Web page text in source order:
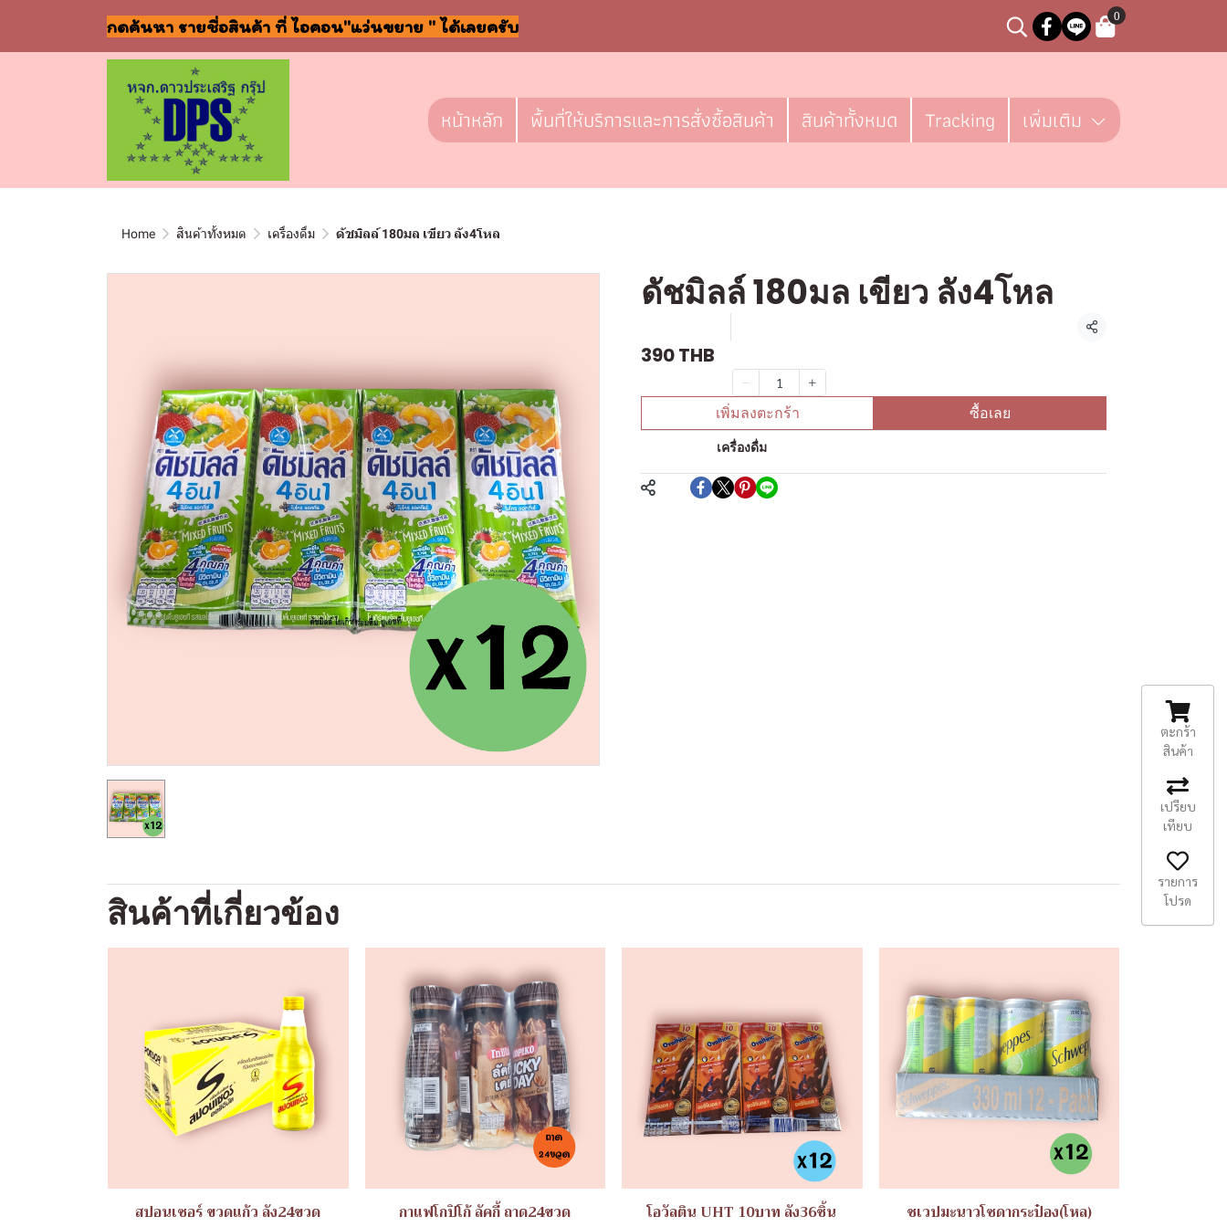
กดค้นหา รายชื่อสินค้า ที่ ไอคอน"แว่นขยาย " ได้เลยครับ
0
หน้าหลัก พื้นที่ให้บริการและการสั่งซื้อสินค้า สินค้าทั้งหมด Tracking เพิ่มเติม
Home สินค้าทั้งหมด เครื่องดื่ม ดัชมิลล์ 180มล เขียว ลัง4โหล
ดัชมิลล์ 180มล เขียว ลัง4โหล
แชร์
390 THB
เพิ่มลงตะกร้า ซื้อเลย
เครื่องดื่ม
สินค้าที่เกี่ยวข้อง
สปอนเซอร์ ขวดแก้ว ลัง24ขวด กาแฟโกปิโก้ ลัคกี้ ถาด24ขวด โอวัลติน UHT 10บาท ลัง36ชิ้น ชเวปมะนาวโซดากระป๋อง(โหล)
ตะกร้า
สินค้า
เปรียบ
เทียบ
รายการ
โปรด